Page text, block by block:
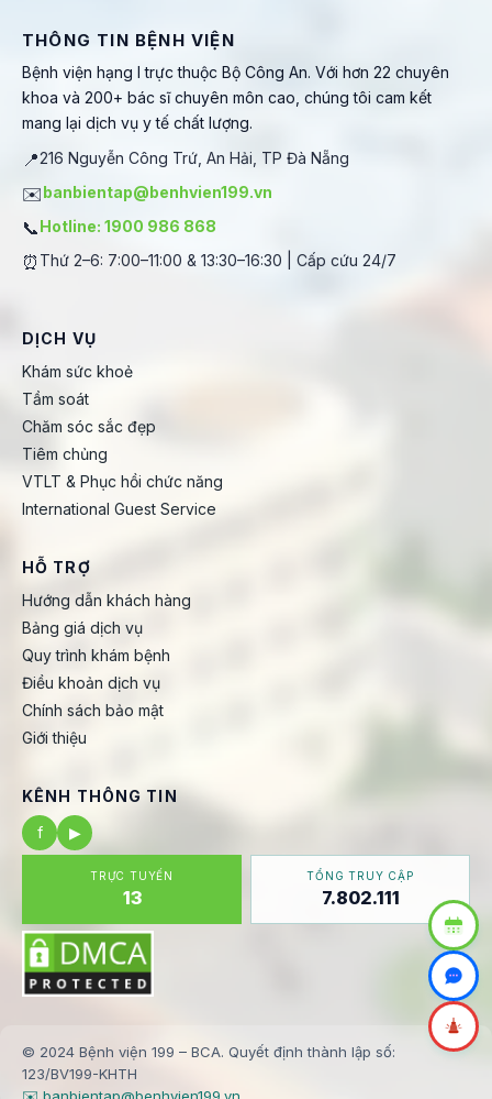
THÔNG TIN BỆNH VIỆN
Bệnh viện hạng I trực thuộc Bộ Công An. Với hơn 22 chuyên
khoa và 200+ bác sĩ chuyên môn cao, chúng tôi cam kết
mang lại dịch vụ y tế chất lượng.
📍216 Nguyễn Công Trứ, An Hải, TP Đà Nẵng
✉️banbientap@benhvien199.vn
📞Hotline: 1900 986 868
⏰ Thứ 2–6: 7:00–11:00 & 13:30–16:30 | Cấp cứu 24/7
DỊCH VỤ
Khám sức khoẻ
Tầm soát
Chăm sóc sắc đẹp
Tiêm chủng
VTLT & Phục hồi chức năng
International Guest Service
HỖ TRỢ
Hướng dẫn khách hàng
Bảng giá dịch vụ
Quy trình khám bệnh
Điều khoản dịch vụ
Chính sách bảo mật
Giới thiệu
KÊNH THÔNG TIN
f
▶
TRỰC TUYẾN
13
TỔNG TRUY CẬP
7.802.111
© 2024 Bệnh viện 199 – BCA. Quyết định thành lập số:
123/BV199-KHTH